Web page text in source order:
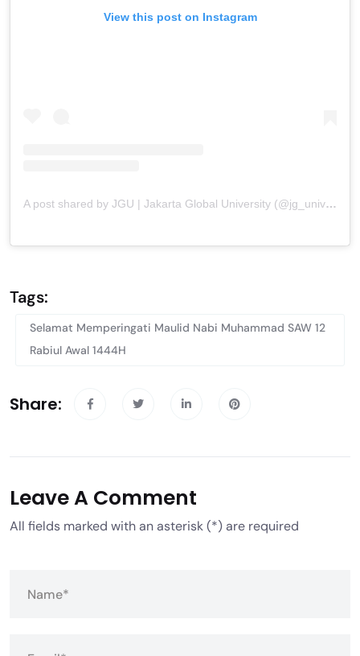
View this post on Instagram
A post shared by JGU | Jakarta Global University (@jg_university)
Tags:
Selamat Memperingati Maulid Nabi Muhammad SAW 12
Rabiul Awal 1444H
Share:
Leave A Comment
All fields marked with an asterisk (*) are required